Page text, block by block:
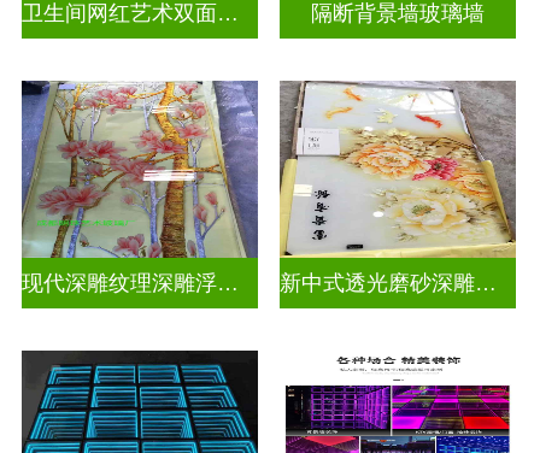
卫生间网红艺术双面玻璃墙 隔断背景墙玻璃墙
现代深雕纹理深雕浮雕玻璃 新中式透光磨砂深雕浮雕玻璃